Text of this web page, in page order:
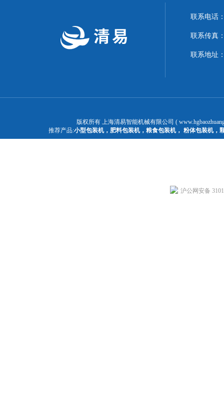
联系电话
联系传真
联系地址
版权所有 上海清易智能机械有限公司 (
推荐产品:小型包装机， 肥料包装机， 粮食包装机， 粉体包装机，
沪公网安备